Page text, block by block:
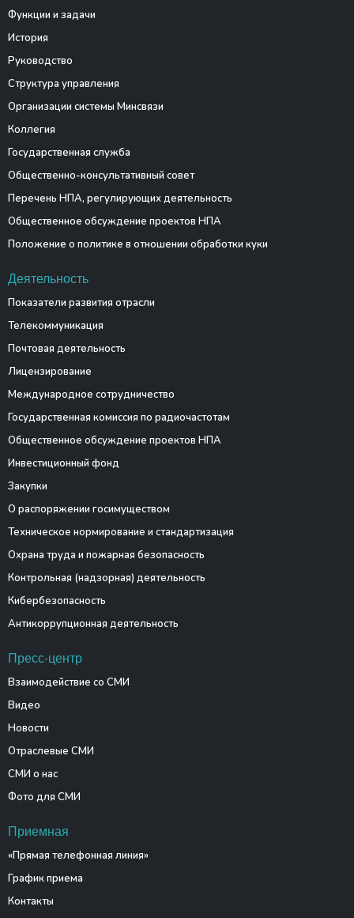
Функции и задачи
История
Руководство
Структура управления
Организации системы Минсвязи
Коллегия
Государственная служба
Общественно-консультативный совет
Перечень НПА, регулирующих деятельность
Общественное обсуждение проектов НПА
Положение о политике в отношении обработки куки
Деятельность
Показатели развития отрасли
Телекоммуникация
Почтовая деятельность
Лицензирование
Международное сотрудничество
Государственная комиссия по радиочастотам
Общественное обсуждение проектов НПА
Инвестиционный фонд
Закупки
О распоряжении госимуществом
Техническое нормирование и стандартизация
Охрана труда и пожарная безопасность
Контрольная (надзорная) деятельность
Кибербезопасность
Антикоррупционная деятельность
Пресс-центр
Взаимодействие со СМИ
Видео
Новости
Отраслевые СМИ
СМИ о нас
Фото для СМИ
Приемная
«Прямая телефонная линия»
График приема
Контакты